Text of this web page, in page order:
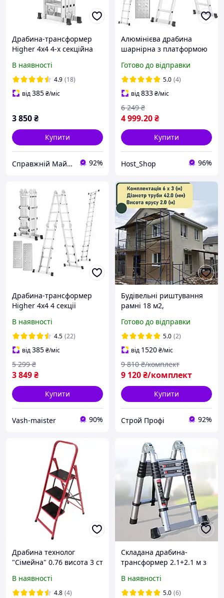
Драбина-трансформер
Higher 4x4 4-х секційна
розкладна 16 сходинок
висотою 4.6 м
В наявності
4.9 (18)
від385₴/міс
3 850₴
Купити
Справжній Майстер 92%
Алюмінієва драбина
шарнірна з платформою
трансформер
багатофункціональна
універсальна
Готово до відправки
5.0 (4)
від833₴/міс
4 999.20₴
6 249 ₴
Купити
Host_Shop 96%
Драбина-трансформер
Higher 4x4 4 секції
розкладна 16 сходинок
висотою 4.6 м
В наявності
4.5 (22)
від385₴/міс
3 849₴
5 299 ₴
Купити
Vash-maister 90%
Будівельні риштування
рамні 18 м2,
діаметр труби 42 мм
Готово до відправки
5.0 (2)
від 1520₴/міс
9 120₴/комплект
9 810 ₴/комплект
Купити
Строй Профi 92%
Драбина технолог
"Сімейна" 0.76 висота 3 ст
В наявності
4.8 (4)
Складана драбина-
трансформер 2.1+2.1 м з
транспортування
В наявності
5.0 (6)